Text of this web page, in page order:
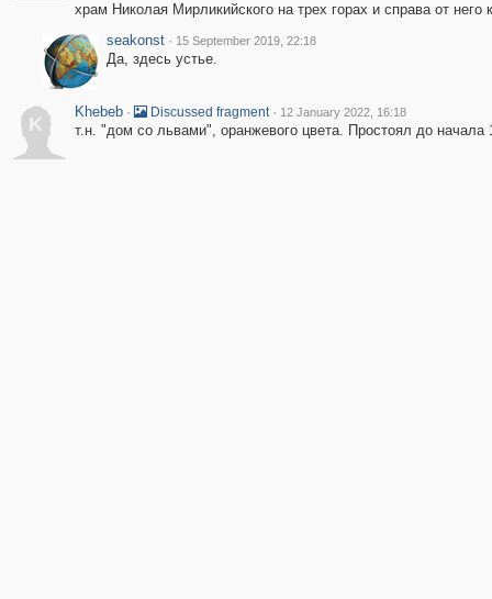
храм Николая Мирликийского на трех горах и справа от него
seakonst · 15 September 2019, 22:18
Да, здесь устье.
K
Khebeb · Discussed fragment · 12 January 2022, 16:18
т.н. "дом со львами", оранжевого цвета. Простоял до